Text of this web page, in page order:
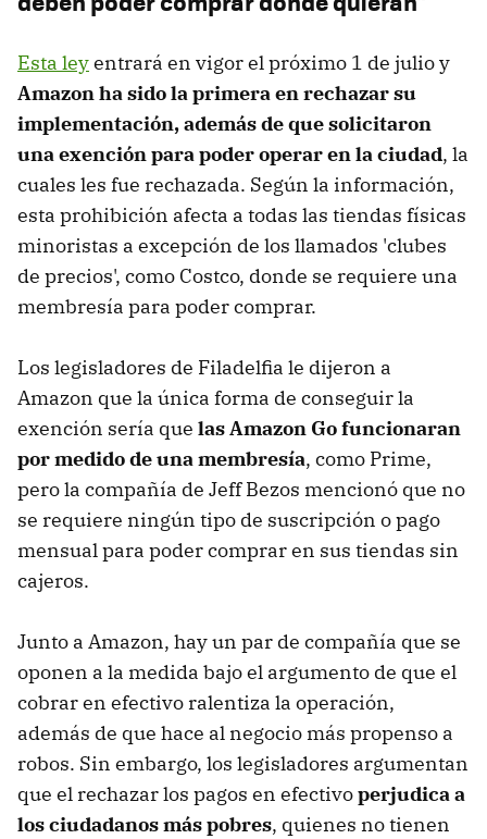
Esta leyentrará en vigor el próximo 1 de julio y
Amazon ha sido la primera en rechazar su
implementación, además de que solicitaron
una exención para poder operar en la ciudad, la
cuales les fue rechazada. Según la información,
esta prohibición afecta a todas las tiendas físicas
minoristas a excepción de los llamados 'clubes
de precios', como Costco, donde se requiere una
membresía para poder comprar.
Los legisladores de Filadelfia le dijeron a
Amazon que la única forma de conseguir la
exención sería que las Amazon Go funcionaran
por medido de una membresía, como Prime,
pero la compañía de Jeff Bezos mencionó que no
se requiere ningún tipo de suscripción o pago
mensual para poder comprar en sus tiendas sin
cajeros.
Junto a Amazon, hay un par de compañía que se
oponen a la medida bajo el argumento de que el
cobrar en efectivo ralentiza la operación,
además de que hace al negocio más propenso a
robos. Sin embargo, los legisladores argumentan
que el rechazar los pagos en efectivoperjudica a
los ciudadanos más pobres, quienes no tienen